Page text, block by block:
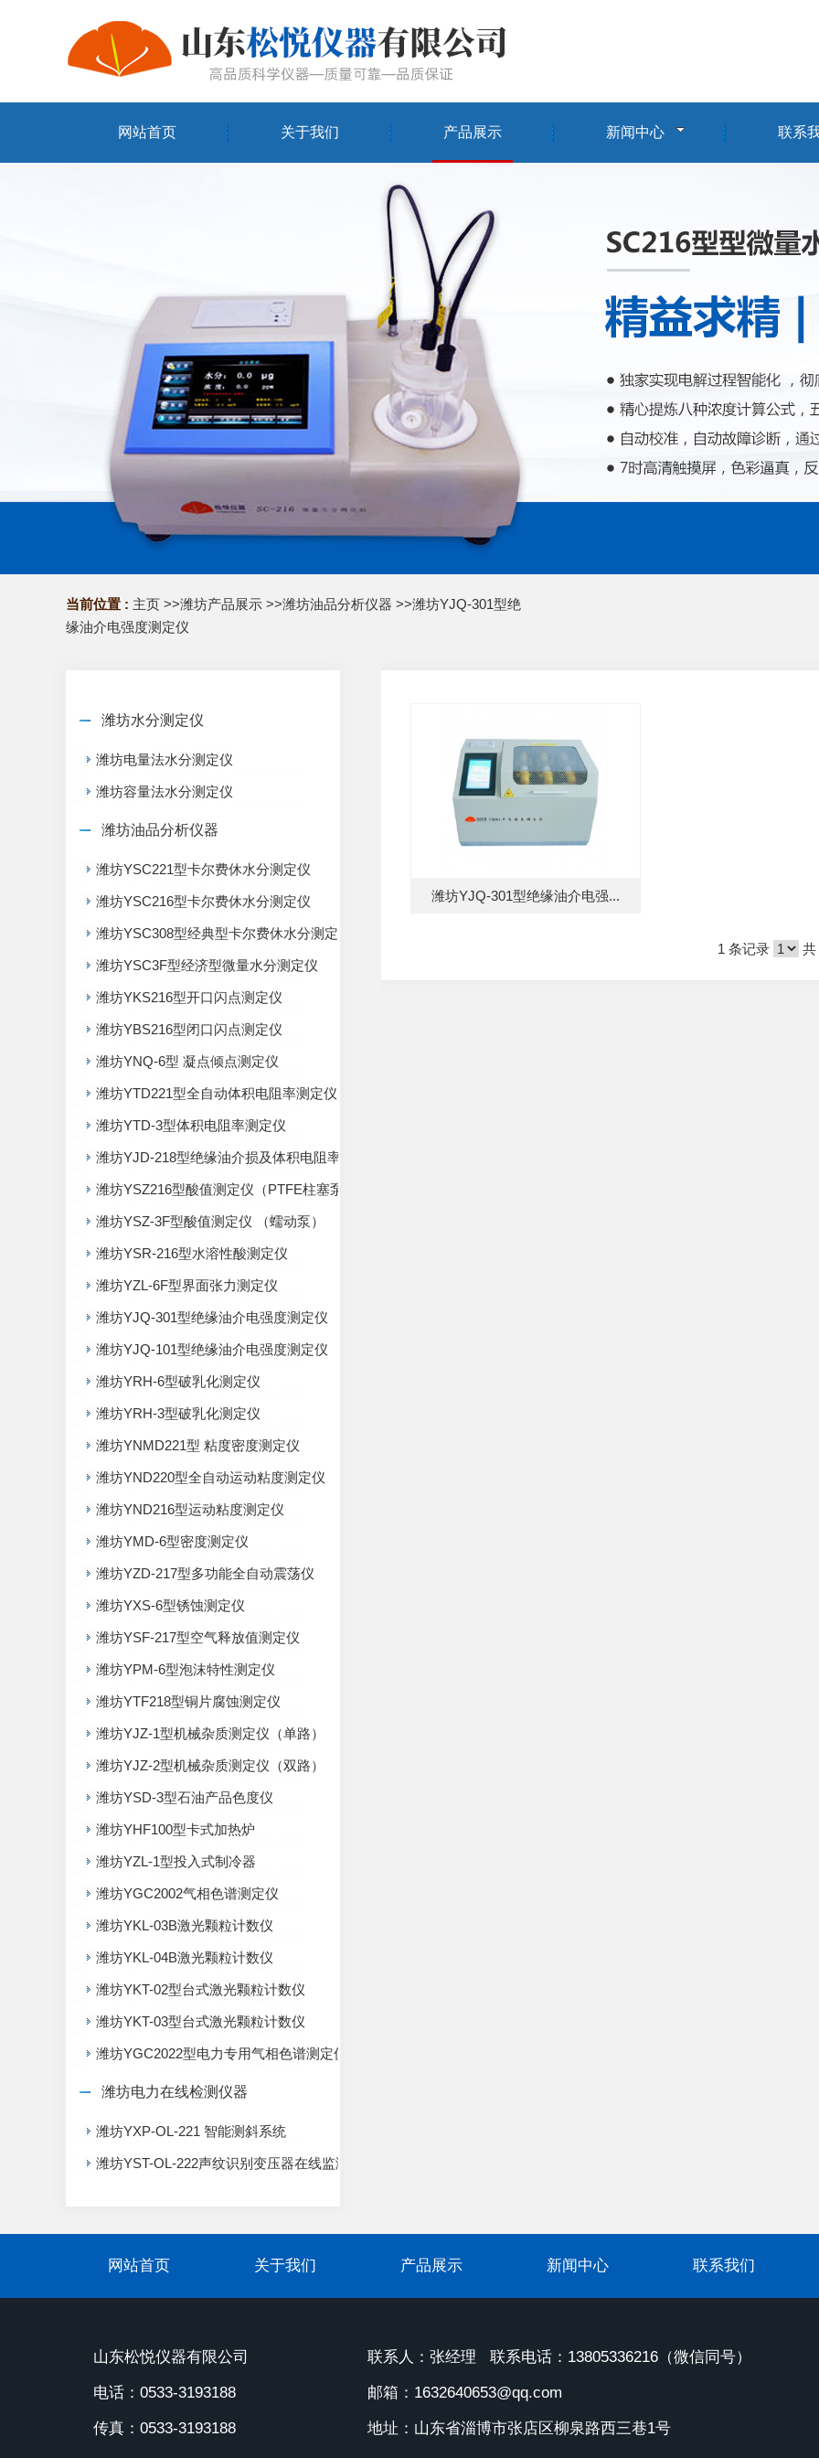
网站首页 关于我们 产品展示 新闻中心 联系
当前位置 : 主页 >>潍坊产品展示 >>潍坊油品分析仪器 >>潍坊YJQ-301型绝
缘油介电强度测定仪
潍坊水分测定仪
潍坊电量法水分测定仪
潍坊容量法水分测定仪
潍坊油品分析仪器
潍坊YSC221型卡尔费休水分测定仪
潍坊YSC216型卡尔费休水分测定仪
潍坊YSC308型经典型卡尔费休水分测定仪
潍坊YSC3F型经济型微量水分测定仪
潍坊YKS216型开口闪点测定仪
潍坊YBS216型闭口闪点测定仪
潍坊YNQ-6型 凝点倾点测定仪
潍坊YTD221型全自动体积电阻率测定仪
潍坊YTD-3型体积电阻率测定仪
潍坊YJD-218型绝缘油介损及体积电阻率测定仪
潍坊YSZ216型酸值测定仪（PTFE柱塞泵）
潍坊YSZ-3F型酸值测定仪 （蠕动泵）
潍坊YSR-216型水溶性酸测定仪
潍坊YZL-6F型界面张力测定仪
潍坊YJQ-301型绝缘油介电强度测定仪
潍坊YJQ-101型绝缘油介电强度测定仪
潍坊YRH-6型破乳化测定仪
潍坊YRH-3型破乳化测定仪
潍坊YNMD221型 粘度密度测定仪
潍坊YND220型全自动运动粘度测定仪
潍坊YND216型运动粘度测定仪
潍坊YMD-6型密度测定仪
潍坊YZD-217型多功能全自动震荡仪
潍坊YXS-6型锈蚀测定仪
潍坊YSF-217型空气释放值测定仪
潍坊YPM-6型泡沫特性测定仪
潍坊YTF218型铜片腐蚀测定仪
潍坊YJZ-1型机械杂质测定仪（单路）
潍坊YJZ-2型机械杂质测定仪（双路）
潍坊YSD-3型石油产品色度仪
潍坊YHF100型卡式加热炉
潍坊YZL-1型投入式制冷器
潍坊YGC2002气相色谱测定仪
潍坊YKL-03B激光颗粒计数仪
潍坊YKL-04B激光颗粒计数仪
潍坊YKT-02型台式激光颗粒计数仪
潍坊YKT-03型台式激光颗粒计数仪
潍坊YGC2022型电力专用气相色谱测定仪
潍坊电力在线检测仪器
潍坊YXP-OL-221 智能测斜系统
潍坊YST-OL-222声纹识别变压器在线监测系统
潍坊YJQ-301型绝缘油介电强...
1 条记录 共
网站首页 关于我们 产品展示 新闻中心 联系我们
山东松悦仪器有限公司
电话：0533-3193188
传真：0533-3193188
联系人：张经理 联系电话：13805336216（微信同号）
邮箱：1632640653@qq.com
地址：山东省淄博市张店区柳泉路西三巷1号